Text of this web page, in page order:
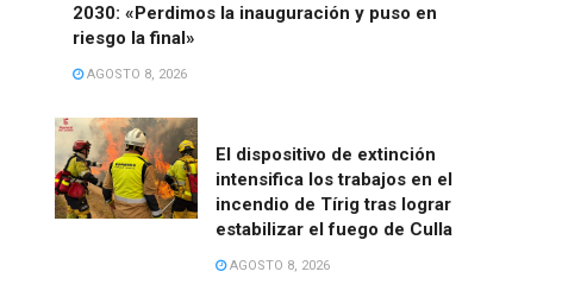
2030: «Perdimos la inauguración y puso en
riesgo la final»
AGOSTO 8, 2026
El dispositivo de extinción
intensifica los trabajos en el
incendio de Tírig tras lograr
estabilizar el fuego de Culla
AGOSTO 8, 2026